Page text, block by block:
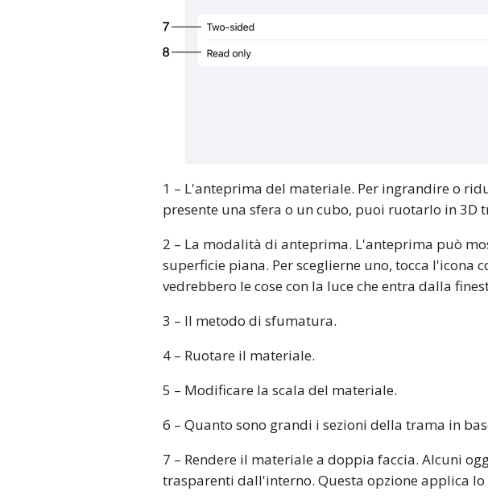
1 – L'anteprima del materiale. Per ingrandire o
presente una sfera o un cubo, puoi ruotarlo in 3D
2 – La modalità di anteprima. L'anteprima può
superficie piana. Per sceglierne uno, tocca
vedrebbero le cose con la luce che entra dalla
3 – Il metodo di sfumatura.
4 – Ruotare il materiale.
5 – Modificare la scala del materiale.
6 – Quanto sono grandi i sezioni della trama in
7 – Rendere il materiale a doppia faccia. Alcuni
trasparenti dall'interno. Questa opzione applica